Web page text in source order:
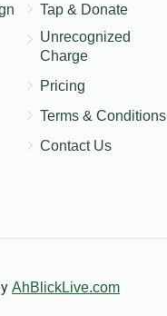
$36.00
Tap & Donate
Unrecognized
Charge
Pricing
Terms & Conditions
Contact Us
AhBlickLive.com